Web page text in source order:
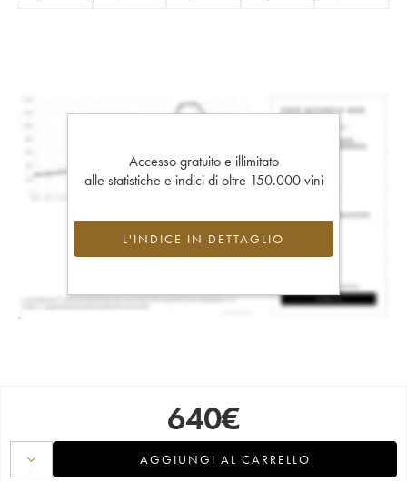
Accesso gratuito e illimitato
alle statistiche e indici di oltre 150.000 vini
L'INDICE IN DETTAGLIO
640€
AGGIUNGI AL CARRELLO